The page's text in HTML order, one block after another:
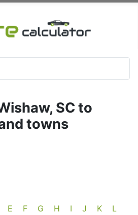
SC to
towns
E F G H I J K
L